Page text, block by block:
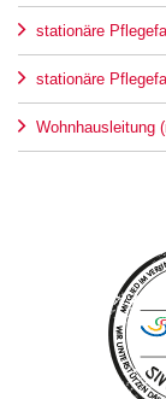
stationäre
stationäre
Wohnhausleitung